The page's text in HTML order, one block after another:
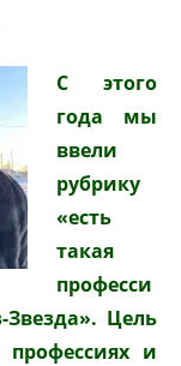
С этого
года мы
ввели
рубрику
«есть
такая
професси
Цель
и